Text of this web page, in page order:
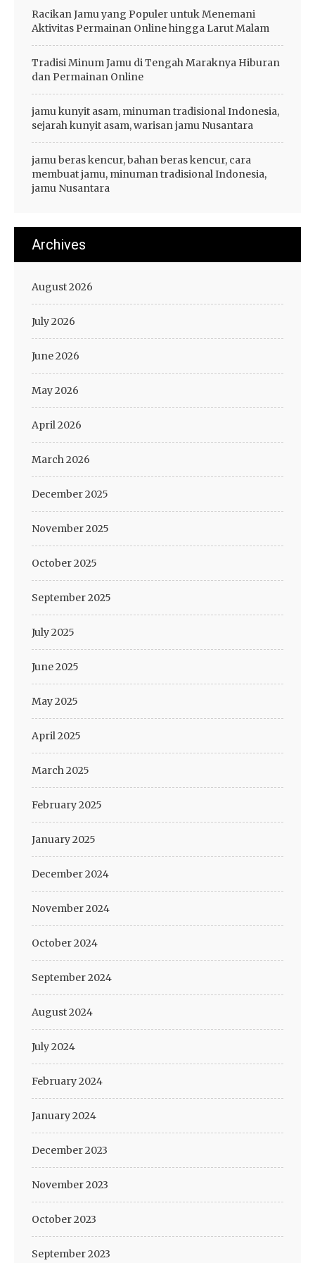
Racikan Jamu yang Populer untuk Menemani
Aktivitas Permainan Online hingga Larut Malam
Tradisi Minum Jamu di Tengah Maraknya Hiburan
dan Permainan Online
jamu kunyit asam, minuman tradisional Indonesia,
sejarah kunyit asam, warisan jamu Nusantara
jamu beras kencur, bahan beras kencur, cara
membuat jamu, minuman tradisional Indonesia,
jamu Nusantara
Archives
August 2026
July 2026
June 2026
May 2026
April 2026
March 2026
December 2025
November 2025
October 2025
September 2025
July 2025
June 2025
May 2025
April 2025
March 2025
February 2025
January 2025
December 2024
November 2024
October 2024
September 2024
August 2024
July 2024
February 2024
January 2024
December 2023
November 2023
October 2023
September 2023